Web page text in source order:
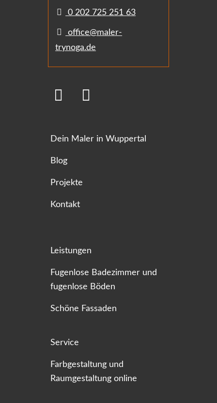
0 202 725 251 63
office@maler-
trynoga.de
Dein Maler in Wuppertal
Blog
Projekte
Kontakt
Leistungen
Fugenlose Badezimmer und
fugenlose Böden
Schöne Fassaden
Service
Farbgestaltung und
Raumgestaltung online